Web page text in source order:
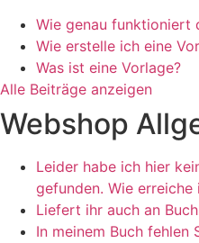
Wie genau funktioniert
Wie erstelle ich eine
Was ist eine Vorlage?
Alle Beiträge anzeigen
Webshop
Leider habe ich hier
gefunden. Wie erreiche
Liefert ihr auch an
In meinem Buch fehlen